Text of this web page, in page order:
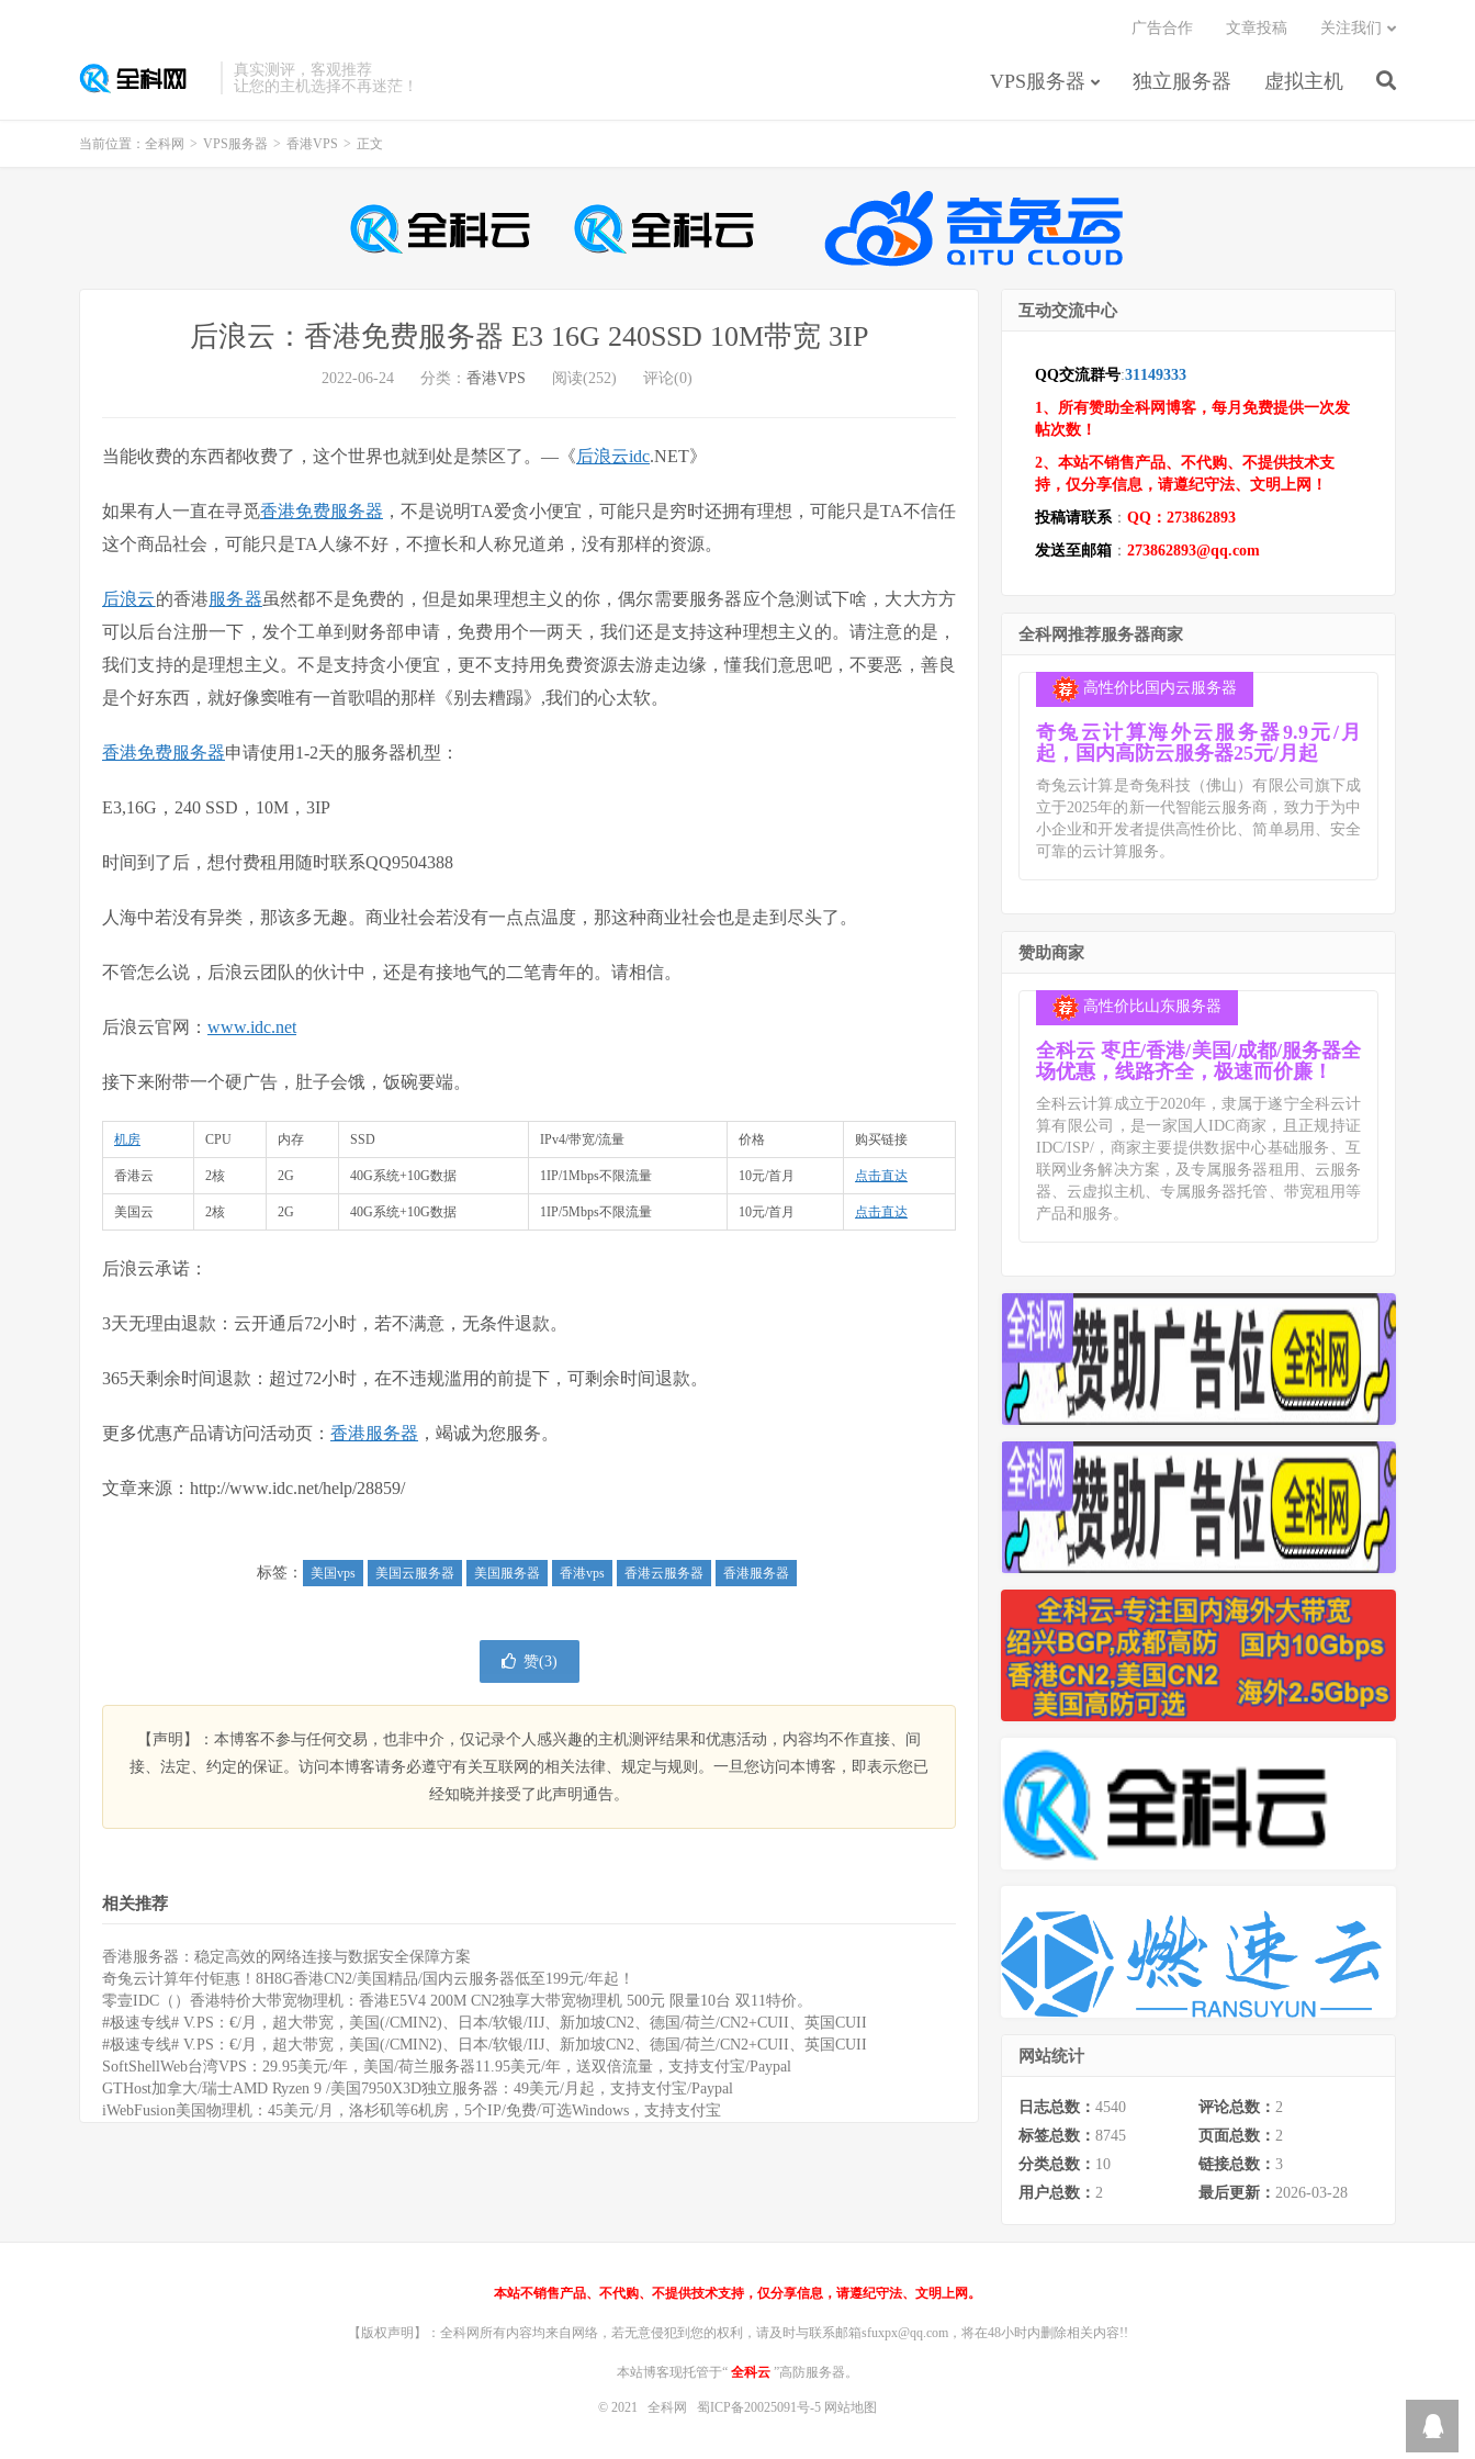
真实测评，客观推荐
让您的主机选择不再迷茫！
VPS服务器 独立服务器 虚拟主机
广告合作 文章投稿 关注我们
当前位置： 全科网 > VPS服务器 > 香港VPS > 正文
后浪云：香港免费服务器 E3 16G 240SSD 10M带宽 3IP
2022-06-24 分类： 香港VPS 阅读(252) 评论(0)
当能收费的东西都收费了，这个世界也就到处是禁区了。—《后浪云idc.NET》
如果有人一直在寻觅香港免费服务器 ，不是说明TA爱贪小便宜，可能只是穷时还拥有理想，可能只是TA不信任
这个商品社会，可能只是TA人缘不好，不擅长和人称兄道弟，没有那样的资源。
后浪云的香港服务器虽然都不是免费的，但是如果理想主义的你，偶尔需要服务器应个急测试下啥，大大方方
可以后台注册一下，发个工单到财务部申请，免费用个一两天，我们还是支持这种理想主义的。请注意的是，
我们支持的是理想主义。不是支持贪小便宜，更不支持用免费资源去游走边缘，懂我们意思吧，不要恶，善良
是个好东西，就好像窦唯有一首歌唱的那样《别去糟蹋》,我们的心太软。
香港免费服务器申请使用1-2天的服务器机型：
E3,16G，240 SSD，10M，3IP
时间到了后，想付费租用随时联系QQ9504388
人海中若没有异类，那该多无趣。商业社会若没有一点点温度，那这种商业社会也是走到尽头了。
不管怎么说，后浪云团队的伙计中，还是有接地气的二笔青年的。请相信。
后浪云官网 ： www.idc.net
接下来附带一个硬广告，肚子会饿，饭碗要端。
机房 CPU 内存 SSD IPv4/带宽/流量 价格 购买链接
香港云 2核 2G 40G系统+10G数据 1IP/1Mbps不限流量 10元/首月 点击直达
美国云 2核 2G 40G系统+10G数据 1IP/5Mbps不限流量 10元/首月 点击直达
后浪云承诺：
3天无理由退款：云开通后72小时，若不满意，无条件退款。
365天剩余时间退款：超过72小时，在不违规滥用的前提下，可剩余时间退款。
更多优惠产品请访问活动页： 香港服务器 ，竭诚为您服务。
文章来源：http://www.idc.net/help/28859/
标签： 美国vps 美国云服务器 美国服务器 香港vps 香港云服务器 香港服务器
赞(3)
【声明】：本博客不参与任何交易，也非中介，仅记录个人感兴趣的主机测评结果和优惠活动，内容均不作直接、间
接、法定、约定的保证。访问本博客请务必遵守有关互联网的相关法律、规定与规则。一旦您访问本博客，即表示您已
经知晓并接受了此声明通告。
相关推荐
香港服务器：稳定高效的网络连接与数据安全保障方案
奇兔云计算年付钜惠！8H8G香港CN2/美国精品/国内云服务器低至199元/年起！
零壹IDC（）香港特价大带宽物理机：香港E5V4 200M CN2独享大带宽物理机 500元 限量10台 双11特价。
#极速专线# V.PS：€/月，超大带宽，美国(/CMIN2)、日本/软银/IIJ、新加坡CN2、德国/荷兰/CN2+CUII、英国CUII
#极速专线# V.PS：€/月，超大带宽，美国(/CMIN2)、日本/软银/IIJ、新加坡CN2、德国/荷兰/CN2+CUII、英国CUII
SoftShellWeb台湾VPS：29.95美元/年，美国/荷兰服务器11.95美元/年，送双倍流量，支持支付宝/Paypal
GTHost加拿大/瑞士AMD Ryzen 9 /美国7950X3D独立服务器：49美元/月起，支持支付宝/Paypal
iWebFusion美国物理机：45美元/月，洛杉矶等6机房，5个IP/免费/可选Windows，支持支付宝
互动交流中心
QQ交流群号:31149333
1、所有赞助全科网博客，每月免费提供一次发
帖次数！
2、本站不销售产品、不代购、不提供技术支
持，仅分享信息，请遵纪守法、文明上网！
投稿请联系： QQ：273862893
发送至邮箱 ： 273862893@qq.com
全科网推荐服务器商家
高性价比国内云服务器
奇兔云计算海外云服务器9.9元/月
起，国内高防云服务器25元/月起
奇兔云计算是奇兔科技（佛山）有限公司旗下成
立于2025年的新一代智能云服务商，致力于为中
小企业和开发者提供高性价比、简单易用、安全
可靠的云计算服务。
赞助商家
高性价比山东服务器
全科云 枣庄/香港/美国/成都/服务器全
场优惠，线路齐全，极速而价廉！
全科云计算成立于2020年，隶属于遂宁全科云计
算有限公司，是一家国人IDC商家，且正规持证
IDC/ISP/，商家主要提供数据中心基础服务、互
联网业务解决方案，及专属服务器租用、云服务
器、云虚拟主机、专属服务器托管、带宽租用等
产品和服务。
网站统计
日志总数： 4540 评论总数： 2
标签总数： 8745 页面总数： 2
分类总数： 10 链接总数： 3
用户总数： 2 最后更新： 2026-03-28
本站不销售产品、不代购、不提供技术支持，仅分享信息，请遵纪守法、文明上网。
【版权声明】：全科网所有内容均来自网络，若无意侵犯到您的权利，请及时与联系邮箱sfuxpx@qq.com，将在48小时内删除相关内容!!
本站博客现托管于“ 全科云 ”高防服务器。
© 2021 全科网 蜀ICP备20025091号-5 网站地图